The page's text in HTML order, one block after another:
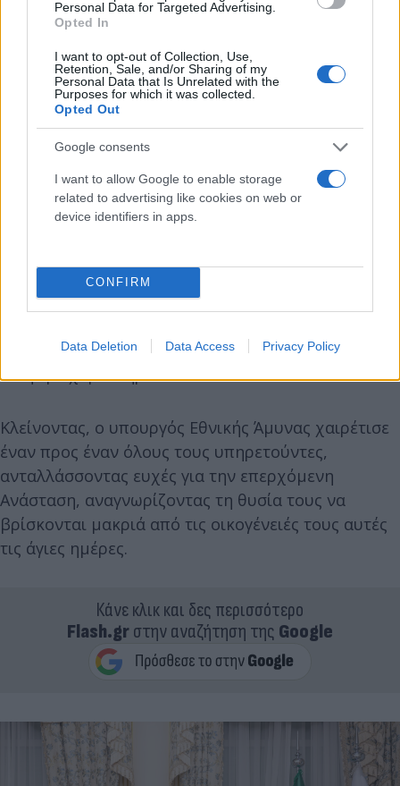
Personal Data for Targeted Advertising.
Opted In
I want to opt-out of Collection, Use,
Retention, Sale, and/or Sharing of my
Personal Data that Is Unrelated with the
Purposes for which it was collected.
Opted Out
Google consents
I want to allow Google to enable storage
related to advertising like cookies on web or
device identifiers in apps.
CONFIRM
Data Deletion Data Access Privacy Policy
Έπαινος από το ΣΑΓΕ για την αναχαίτιση
Η επιτυχία της ελληνικής πυροβολαρχίας απέναντι
στους ιρανικούς πυραύλους θα επιβραβευθεί και
επίσημα. Ο Νίκος Δένδιας ανακοίνωσε ότι, κατόπιν
για την απονομή Επαίνου σε όλα τα στελέχη που
συμμετείχαν στην επιχείρηση. «Προσωπικά, είμαι
μας και τις δυνατότητες της Πατρίδας μας»,
ανέφερε χαρακτηριστικά.
Κλείνοντας, ο υπουργός Εθνικής Άμυνας χαιρέτισε
έναν προς έναν όλους τους υπηρετούντες,
ανταλλάσσοντας ευχές για την επερχόμενη
Ανάσταση, αναγνωρίζοντας τη θυσία τους να
βρίσκονται μακριά από τις οικογένειές τους αυτές
τις άγιες ημέρες.
Κάνε κλικ και δες περισσότερο
Flash.grστην αναζήτηση της Google